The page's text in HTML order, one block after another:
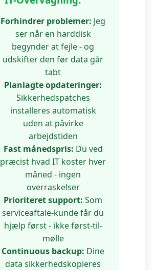
Forhindrer problemer: Jeg
ser når en harddisk
begynder at fejle - og
udskifter den før data går
tabt
Planlagte opdateringer:
Sikkerhedspatches
installeres automatisk
uden at påvirke
arbejdstiden
Fast månedspris: Du ved
præcist hvad IT koster hver
måned - ingen
overraskelser
Prioriteret support: Som
serviceaftale-kunde får du
hjælp først - ikke først-til-
mølle
Continuous backup: Dine
data sikkerhedskopieres